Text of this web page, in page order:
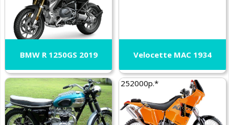
BMW R 1250GS 2019 Velocette MAC 1934
252000р.*